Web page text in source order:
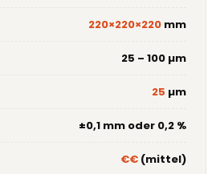
220×220×220 mm
25 – 100 µm
25 µm
±0,1 mm oder 0,2 %
€€ (mittel)